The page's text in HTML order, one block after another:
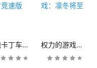
跑跑卡丁车官方竞速版 权力的游戏：凛冬将至